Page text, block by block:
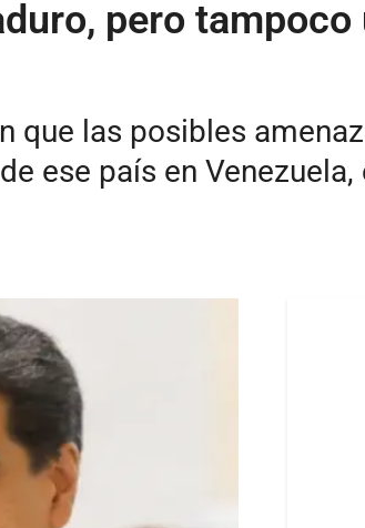
pero
que las posibles
ese país en Venezuela,